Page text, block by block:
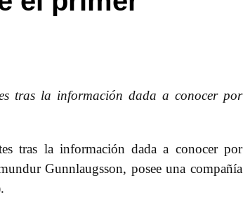
tras la información dada a conocer por
tras la información dada a conocer por
Gunnlaugsson, posee una compañía